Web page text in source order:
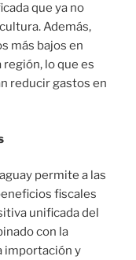
que ya no
Además,
más bajos en
lo que es
reducir gastos en
permite a las
fiscales
unificada del
con la
importación y